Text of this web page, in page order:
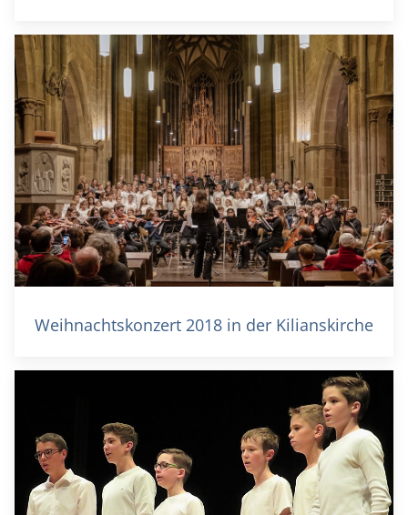
Weihnachtskonzert 2018 in der Kilianskirche